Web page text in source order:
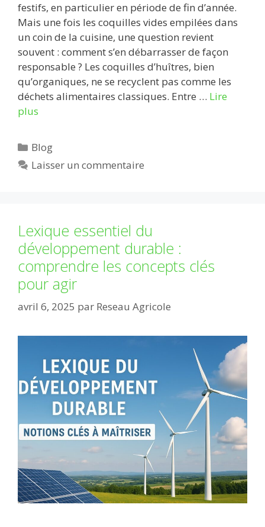
festifs, en particulier en période de fin d’année.
Mais une fois les coquilles vides empilées dans
un coin de la cuisine, une question revient
souvent : comment s’en débarrasser de façon
responsable ? Les coquilles d’huîtres, bien
qu’organiques, ne se recyclent pas comme les
déchets alimentaires classiques. Entre … Lire
plus
Catégories
Blog
Laisser un commentaire
Lexique essentiel du
développement durable :
comprendre les concepts clés
pour agir
avril 6, 2025 par Reseau Agricole